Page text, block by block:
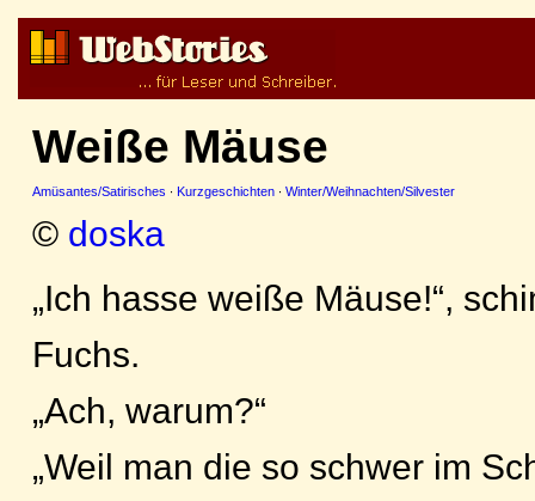
Weiße Mäuse
Amüsantes/Satirisches · Kurzgeschichten · Winter/Weihnachten/Silvester
© doska
„Ich hasse weiße Mäuse!“,
Fuchs.
„Ach, warum?“
„Weil man die so schwer im